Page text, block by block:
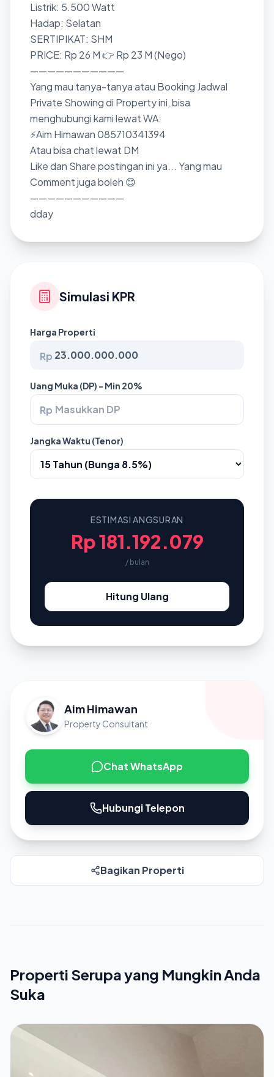
Listrik: 5.500 Watt
Hadap: Selatan
SERTIPIKAT: SHM
PRICE: Rp 26 M 👉 Rp 23 M (Nego)
———————————
Yang mau tanya-tanya atau Booking Jadwal
Private Showing di Property ini, bisa
menghubungi kami lewat WA:
⚡Aim Himawan 085710341394
Atau bisa chat lewat DM
Like dan Share postingan ini ya... Yang mau
Comment juga boleh 😊
———————————
dday
Simulasi KPR
Harga Properti
Rp
Uang Muka (DP) - Min 20%
Rp
Jangka Waktu (Tenor)
ESTIMASI ANGSURAN
Rp 181.192.079
/ bulan
Hitung Ulang
Aim Himawan
Property Consultant
Chat WhatsApp
Hubungi Telepon
Bagikan Properti
Properti Serupa yang Mungkin Anda
Suka